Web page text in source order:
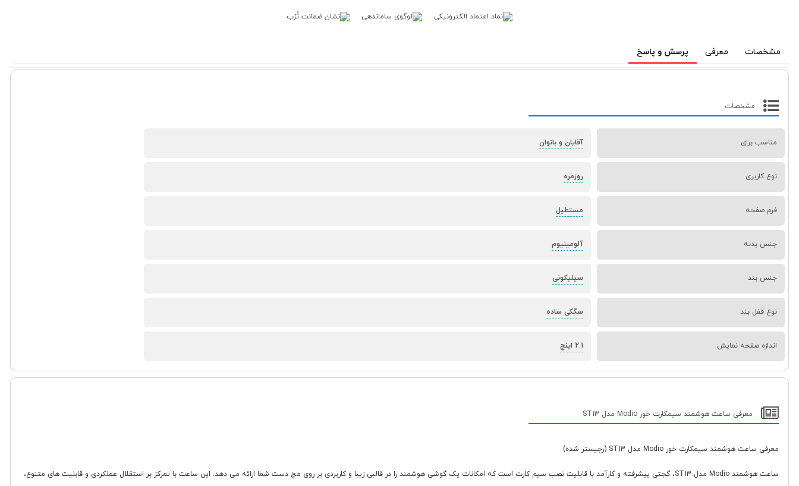
مشخصات معرفی پرسش و پاسخ
مشخصات
مناسب برای آقایان و بانوان
نوع کاربری روزمره
فرم صفحه مستطیل
جنس بدنه آلومینیوم
جنس بند سیلیکونی
نوع قفل بند سگکی ساده
اندازه صفحه نمایش 2.1 اینچ
معرفی ساعت هوشمند سیمکارت خور Modio مدل ST13
معرفی ساعت هوشمند سیمکارت خور Modio مدل ST13 (رجیستر شده)
ساعت هوشمند Modio مدل ST13، گجتی پیشرفته و کارآمد با قابلیت نصب سیم کارت است که امکانات یک گوشی هوشمند را در قالبی زیبا و کاربردی بر روی مچ دست شما ارائه می دهد. این ساعت با تمرکز بر استقلال عملکردی و قابلیت های متنوع،